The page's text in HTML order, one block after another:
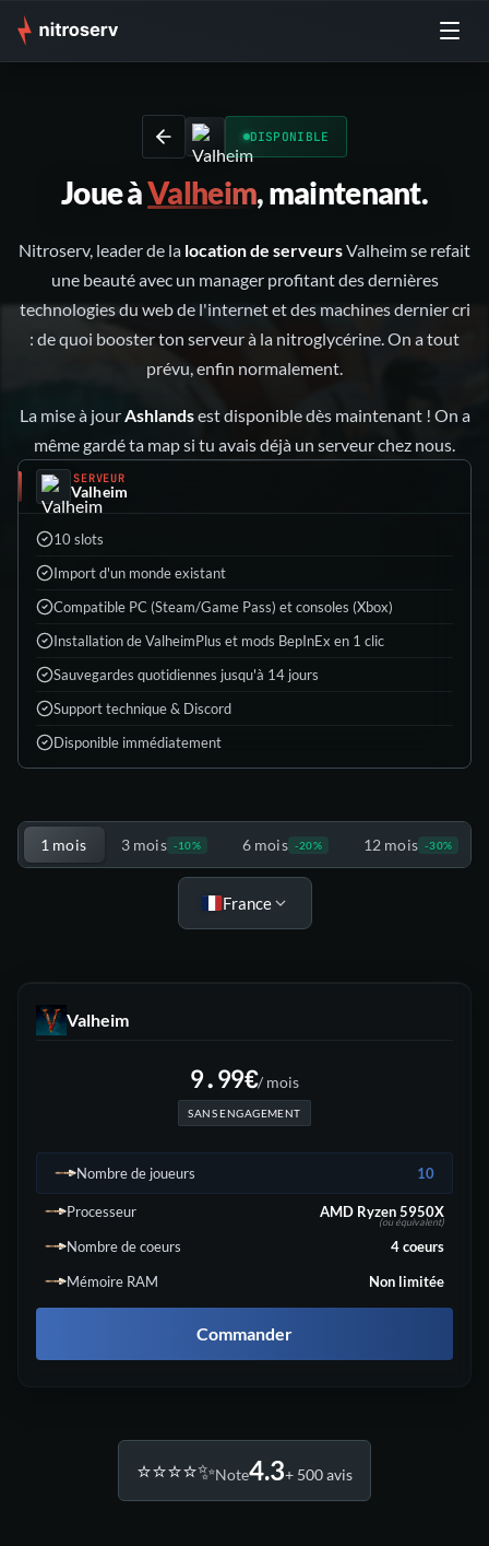
DISPONIBLE
Joue àValheim, maintenant.
Nitroserv, leader de la location de serveursValheim se refait
une beauté avec un manager profitant des dernières
technologies du web de l'internet et des machines dernier cri
: de quoi booster ton serveur à la nitroglycérine. On a tout
prévu, enfin normalement.
La mise à jourAshlandsest disponible dès maintenant ! On a
même gardé ta map si tu avais déjà un serveur chez nous.
SERVEUR
Valheim
10 slots
Import d'un monde existant
Compatible PC (Steam/Game Pass) et consoles (Xbox)
Installation de ValheimPlus et mods BepInEx en 1 clic
Sauvegardes quotidiennes jusqu'à 14 jours
Support technique & Discord
Disponible immédiatement
Choisis ton offre
1 mois 3 mois -10% 6 mois -20% 12 mois -30%
France
Valheim
9.99€/ mois
SANS ENGAGEMENT
Nombre de joueurs 10
Processeur AMD Ryzen 5950X
(ou équivalent)
Nombre de coeurs 4coeurs
Mémoire RAM
Non limitée
Commander
⭐️⭐️⭐️⭐️✨Note4.3+ 500 avis